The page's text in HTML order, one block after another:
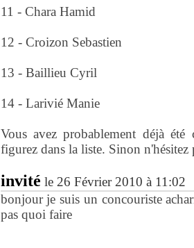
11 - Chara Hamid
12 - Croizon Sebastien
13 - Baillieu Cyril
14 - Larivié Manie
Vous avez probablement déjà
figurez dans la liste. Sinon n'hésitez
invité le 26 Février 2010 à 11:02
bonjour je suis un concouriste
pas quoi faire